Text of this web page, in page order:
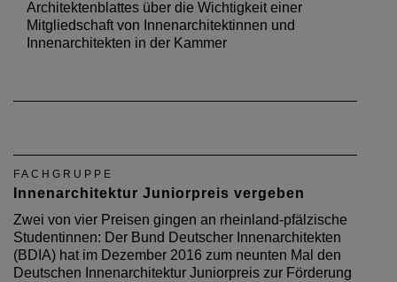
Architektenblattes über die Wichtigkeit einer
Mitgliedschaft von Innenarchitektinnen und
Innenarchitekten in der Kammer
FACHGRUPPE
Innenarchitektur Juniorpreis vergeben
Zwei von vier Preisen gingen an rheinland-pfälzische
Studentinnen: Der Bund Deutscher Innenarchitekten
(BDIA) hat im Dezember 2016 zum neunten Mal den
Deutschen Innenarchitektur Juniorpreis zur Förderung